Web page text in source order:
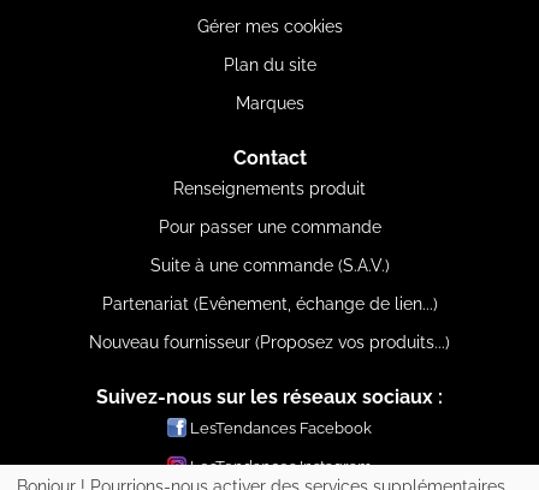
Gérer mes cookies
Plan du site
Marques
Contact
Renseignements produit
Pour passer une commande
Suite à une commande (S.A.V.)
Partenariat (Evênement, échange de lien...)
Nouveau fournisseur (Proposez vos produits...)
Suivez-nous sur les réseaux sociaux :
LesTendances Facebook
LesTendances Instagram